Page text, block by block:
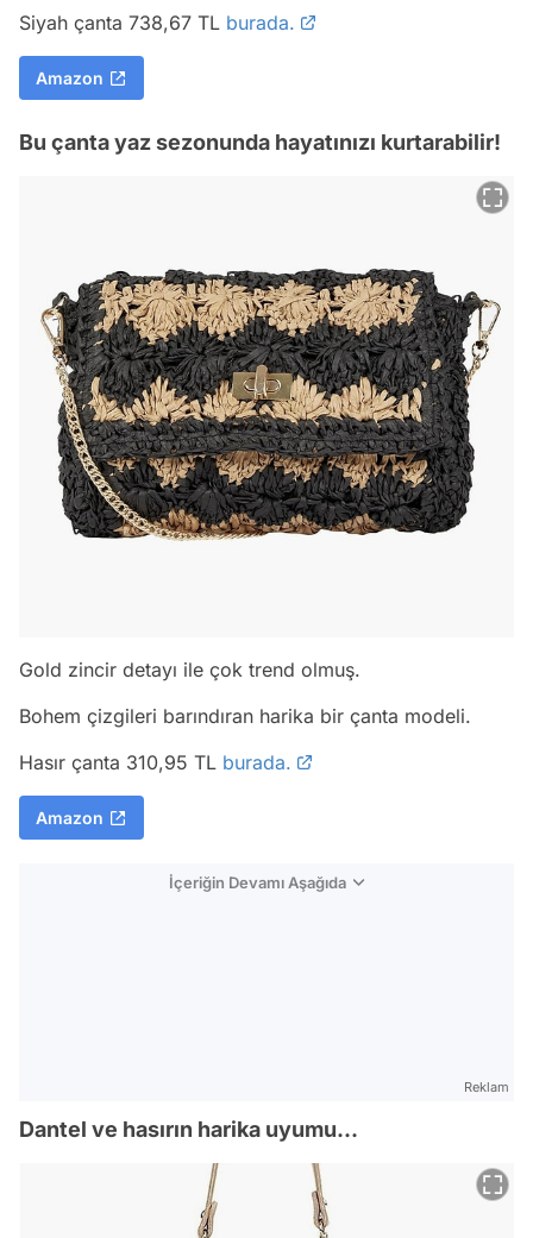
Siyah çanta 738,67 TL burada.
Amazon
Bu çanta yaz sezonunda hayatınızı kurtarabilir!
Gold zincir detayı ile çok trend olmuş.
Bohem çizgileri barındıran harika bir çanta modeli.
Hasır çanta 310,95 TL burada.
Amazon
İçeriğin Devamı Aşağıda
Reklam
Dantel ve hasırın harika uyumu...